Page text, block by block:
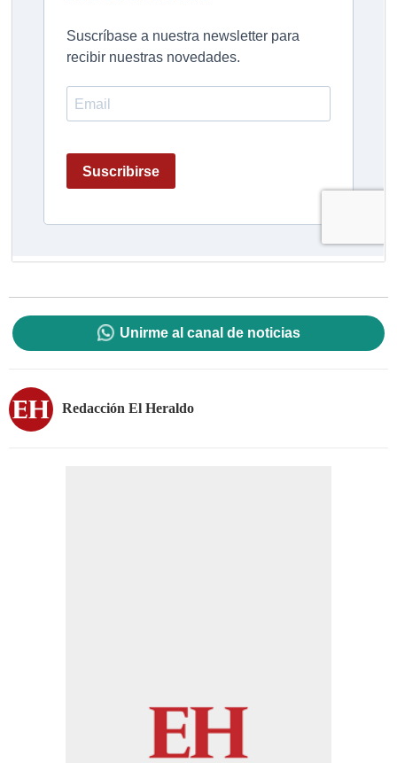
Unirme al canal de noticias
Redacción El Heraldo